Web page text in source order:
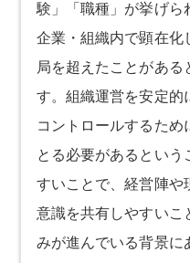
験」「職種」が挙げら
企業・組織内で顕在化
局を超えたことがある
す。組織運営を安定的
コントロールするため
とる必要があるとい
すいことで、経営陣や
意識を共有しやすいこ
みが進んでいる背景に